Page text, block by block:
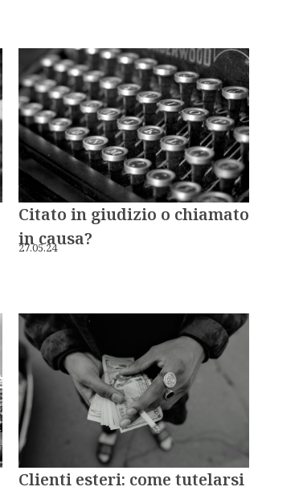
Citato in giudizio o chiamato
in causa?
27.05.24
Clienti esteri: come tutelarsi